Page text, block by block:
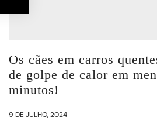
Os cães em carros
de golpe de calor em
minutos!
9 DE JULHO, 2024